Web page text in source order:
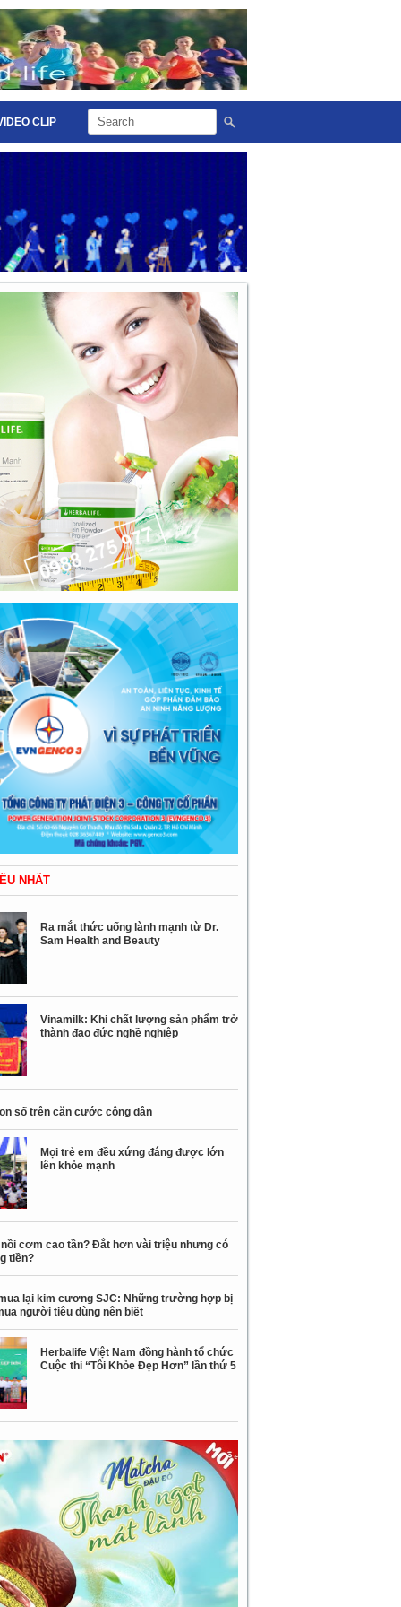
CLIP
NHẤT
Ra mắt thức uống lành mạnh từ Dr.
Sam Health and Beauty
Vinamilk: Khi chất lượng sản phẩm trở
thành đạo đức nghề nghiệp
số trên căn cước công dân
Mọi trẻ em đều xứng đáng được lớn
lên khỏe mạnh
nồi cơm cao tần? Đắt hơn vài triệu nhưng có
tiền?
lại kim cương SJC: Những trường hợp bị
người tiêu dùng nên biết
Herbalife Việt Nam đồng hành tổ chức
Cuộc thi “Tôi Khỏe Đẹp Hơn” lần thứ 5